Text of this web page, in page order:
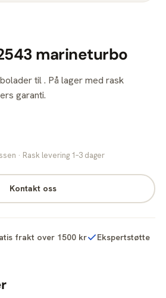
marineturbo
til . På lager med rask
garanti.
· Rask levering 1–3 dager
Kontakt oss
frakt over 1500 kr Ekspertstøtte